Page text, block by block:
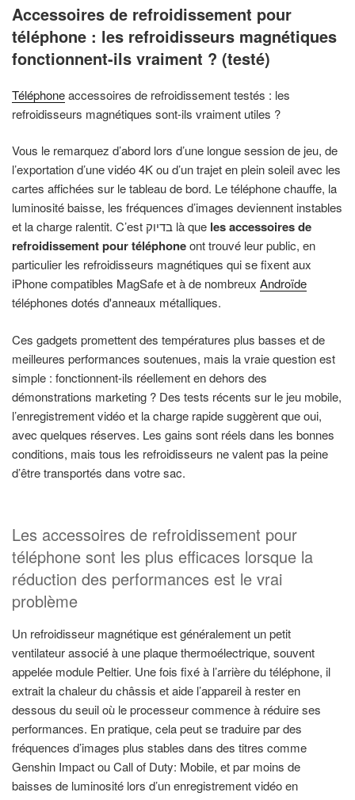
LE
Accessoires de refroidissement pour
téléphone : les refroidisseurs magnétiques
fonctionnent-ils vraiment ? (testé)
Téléphoneaccessoires de refroidissement testés : les
refroidisseurs magnétiques sont-ils vraiment utiles ?
Vous le remarquez d’abord lors d’une longue session de jeu, de
l’exportation d’une vidéo 4K ou d’un trajet en plein soleil avec les
cartes affichées sur le tableau de bord. Le téléphone chauffe, la
luminosité baisse, les fréquences d’images deviennent instables
et la charge ralentit. C’est בדיוק là que les accessoires de
refroidissement pour téléphoneont trouvé leur public, en
particulier les refroidisseurs magnétiques qui se fixent aux
iPhone compatibles MagSafe et à de nombreux Androïde
téléphones dotés d'anneaux métalliques.
Ces gadgets promettent des températures plus basses et de
meilleures performances soutenues, mais la vraie question est
simple : fonctionnent-ils réellement en dehors des
démonstrations marketing ? Des tests récents sur le jeu mobile,
l’enregistrement vidéo et la charge rapide suggèrent que oui,
avec quelques réserves. Les gains sont réels dans les bonnes
conditions, mais tous les refroidisseurs ne valent pas la peine
d’être transportés dans votre sac.
Les accessoires de refroidissement pour
téléphone sont les plus efficaces lorsque la
réduction des performances est le vrai
problème
Un refroidisseur magnétique est généralement un petit
ventilateur associé à une plaque thermoélectrique, souvent
appelée module Peltier. Une fois fixé à l’arrière du téléphone, il
extrait la chaleur du châssis et aide l’appareil à rester en
dessous du seuil où le processeur commence à réduire ses
performances. En pratique, cela peut se traduire par des
fréquences d’images plus stables dans des titres comme
Genshin Impact ou Call of Duty: Mobile, et par moins de
baisses de luminosité lors d’un enregistrement vidéo en